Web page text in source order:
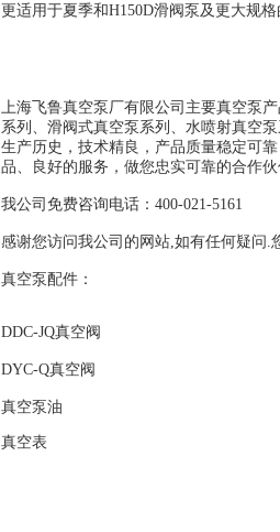
更适用于夏季和H150D滑阀泵及更大规
上海飞鲁真空泵厂有限公司主要真空泵 产
系列 、 滑阀式真空泵系列 、 水喷射真空泵
生产历史，技术精良，产品质量稳定可
品、良好的服务，做您忠实可靠的合作
我公司免费咨询电话：400-021-5161
感谢您访问我公司的网站,如有任何疑问.
真空泵配件 ：
DDC-JQ真空阀
DYC-Q真空阀
真空泵油
真空表